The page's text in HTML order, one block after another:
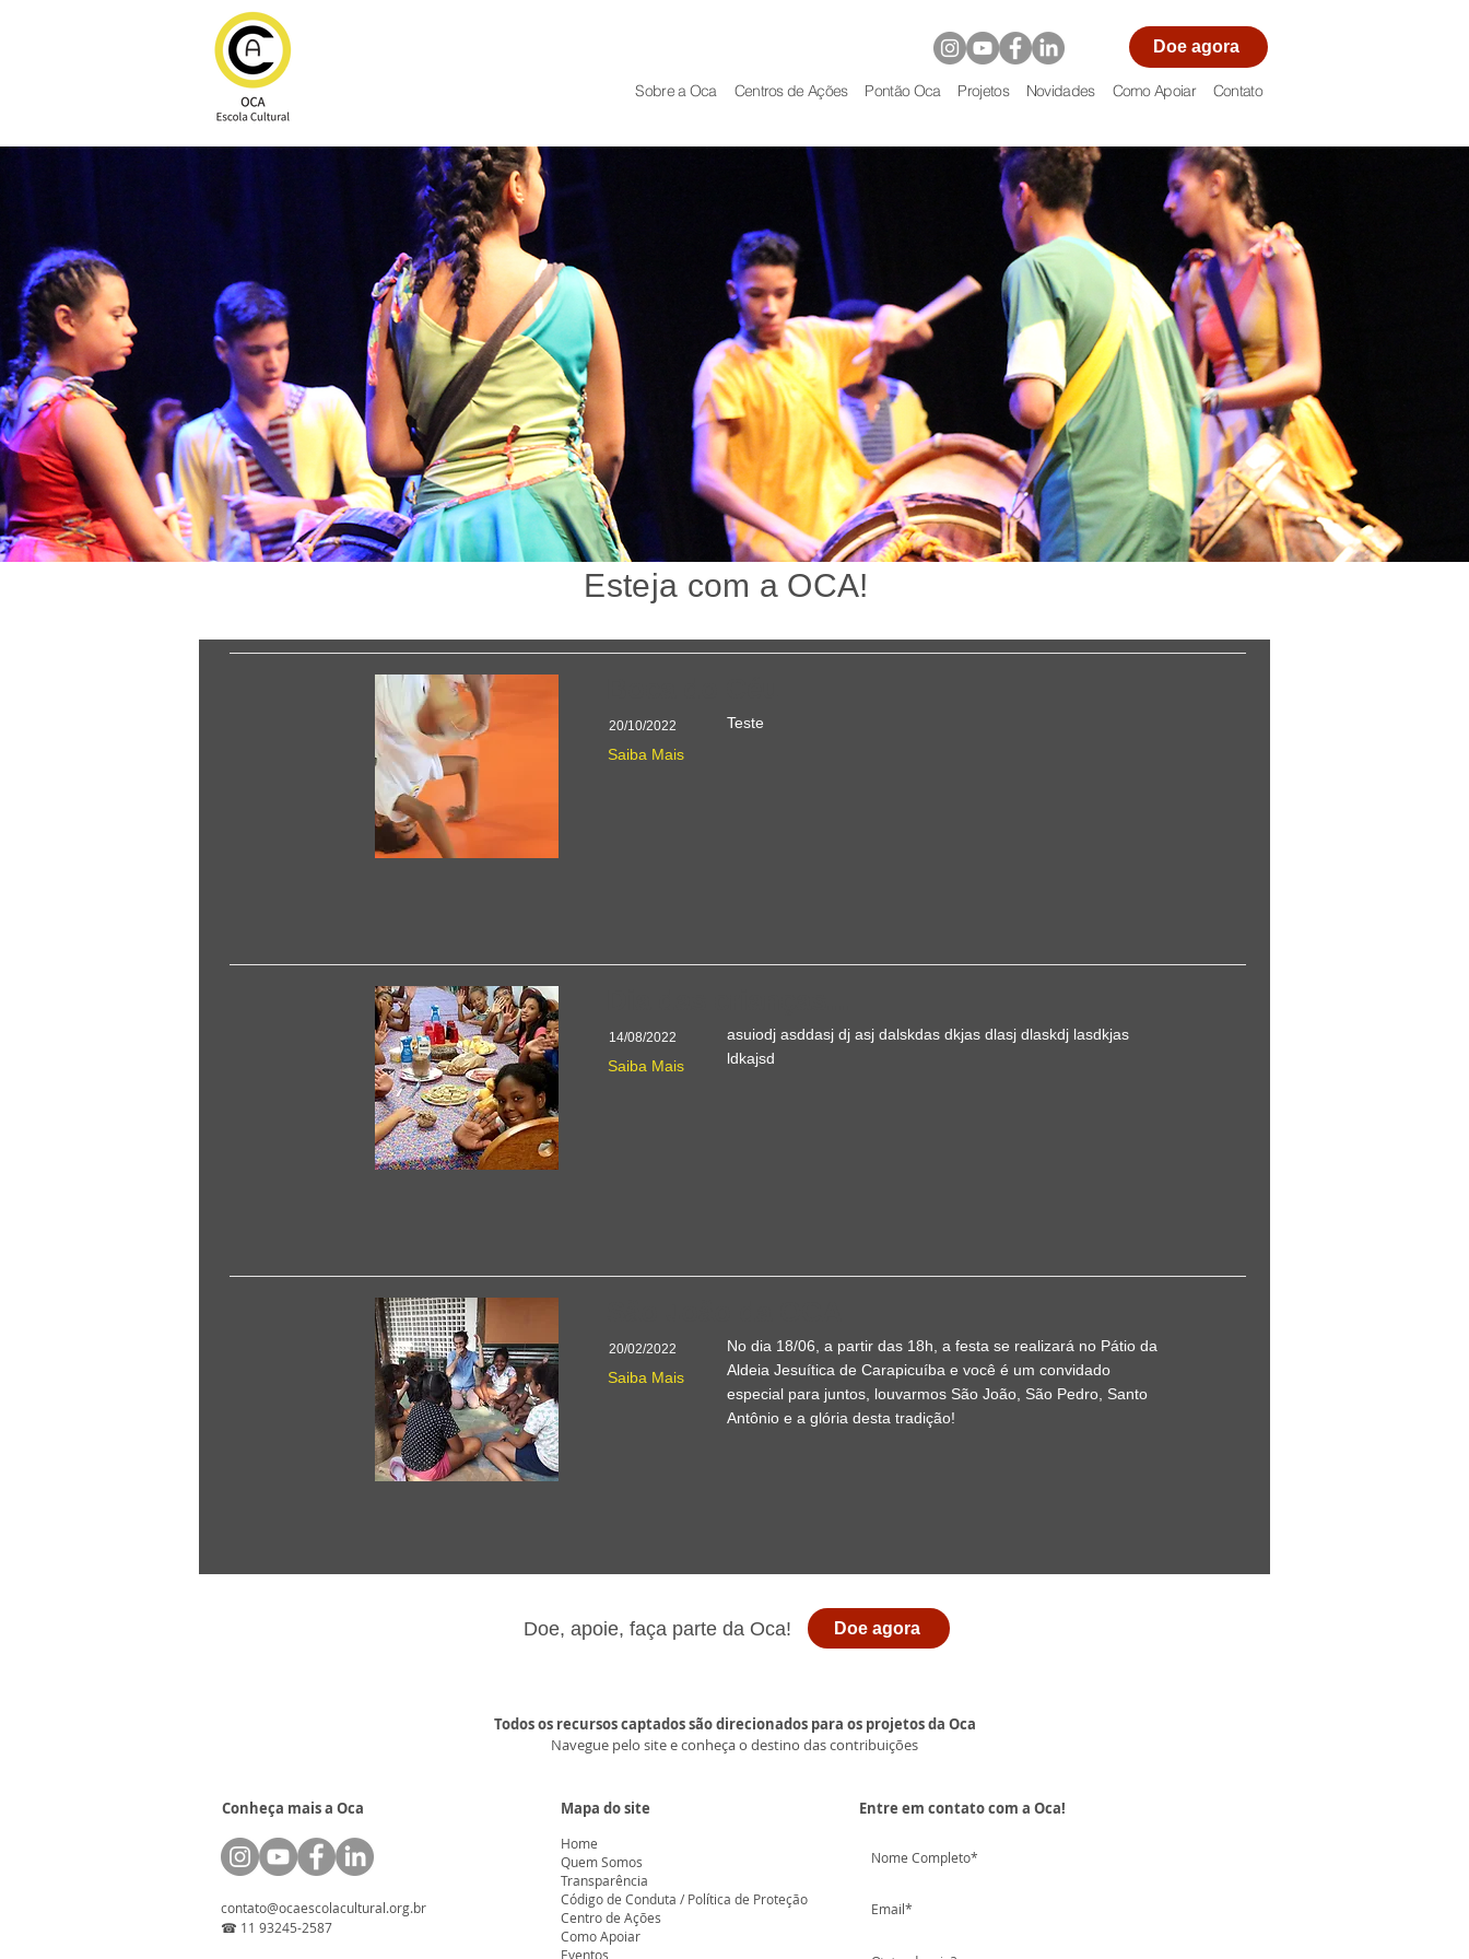
Doe agora
Sobre a Oca Centros de Ações Pontão Oca Projetos Novidades Como Apoiar Contato
Esteja com a OCA!
20/10/2022
Saiba Mais
Teste
14/08/2022
Saiba Mais
asuiodj asddasj dj asj dalskdas dkjas dlasj dlaskdj lasdkjas
ldkajsd
20/02/2022
Saiba Mais
No dia 18/06, a partir das 18h, a festa se realizará no Pátio da
Aldeia Jesuítica de Carapicuíba e você é um convidado
especial para juntos, louvarmos São João, São Pedro, Santo
Antônio e a glória desta tradição!
Doe, apoie, faça parte da Oca! Doe agora
Todos os recursos captados são direcionados para os projetos da Oca
Navegue pelo site e conheça o destino das contribuições
Conheça mais a Oca
contato@ocaescolacultural.org.br
☎ 11 93245-2587
Mapa do site
Home
Quem Somos
Transparência
Código de Conduta / Política de Proteção
Centro de Ações
Como Apoiar
Eventos
Entre em contato com a Oca!